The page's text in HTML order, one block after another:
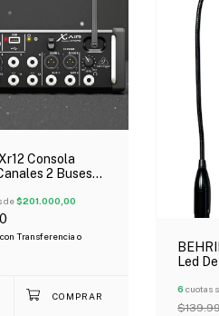
Consola
2 Buses
de$201.000,00
con Transferencia o
Led
6 cuotas